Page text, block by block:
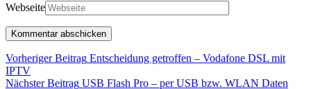
Webseite
Beitragsnavigation
Vorheriger Beitrag Entscheidung getroffen – Vodafone DSL mit
IPTVVorheriger
Beitrag
Nächster Beitrag USB Flash Pro – per USB bzw. WLAN Daten